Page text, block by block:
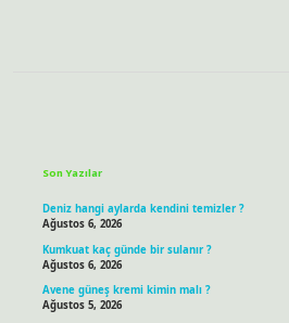
Son Yazılar
Deniz hangi aylarda kendini temizler ?
Ağustos 6, 2026
Kumkuat kaç günde bir sulanır ?
Ağustos 6, 2026
Avene güneş kremi kimin malı ?
Ağustos 5, 2026